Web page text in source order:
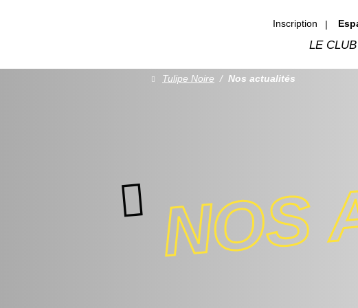
Inscription
LE CLUB
Tulipe Noire / Nos actualités
NOS